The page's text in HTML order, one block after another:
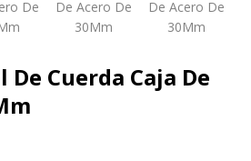
Cuerda Caja De